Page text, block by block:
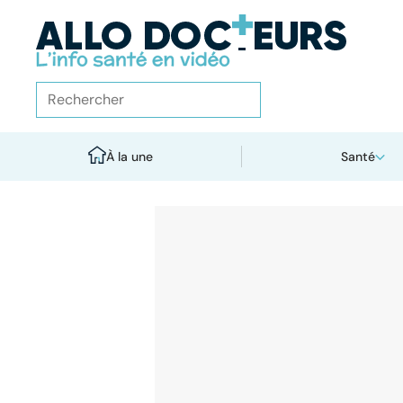
À la une Santé